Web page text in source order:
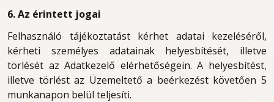
6. Az érintett jogai
Felhasználó tájékoztatást kérhet adatai kezeléséről,
kérheti személyes adatainak helyesbítését, illetve
törlését az Adatkezelő elérhetőségein. A helyesbítést,
illetve törlést az Üzemeltető a beérkezést követően 5
munkanapon belül teljesíti.